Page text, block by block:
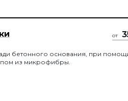
от
бетонного основания, при
из микрофибры.